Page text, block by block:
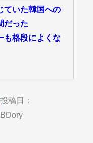
ていた韓国への
だった
も格段によくな
投稿日：